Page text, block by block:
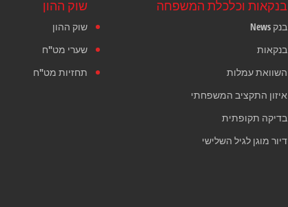
שוק ההון
שוק ההון
שערי מט"ח
תחזיות מט"ח
בנקאות וכלכלת המשפחה
בנק News
בנקאות
השוואת עמלות
איזון התקציב המשפחתי
בדיקה תקופתית
דיור מוגן לגיל השלישי